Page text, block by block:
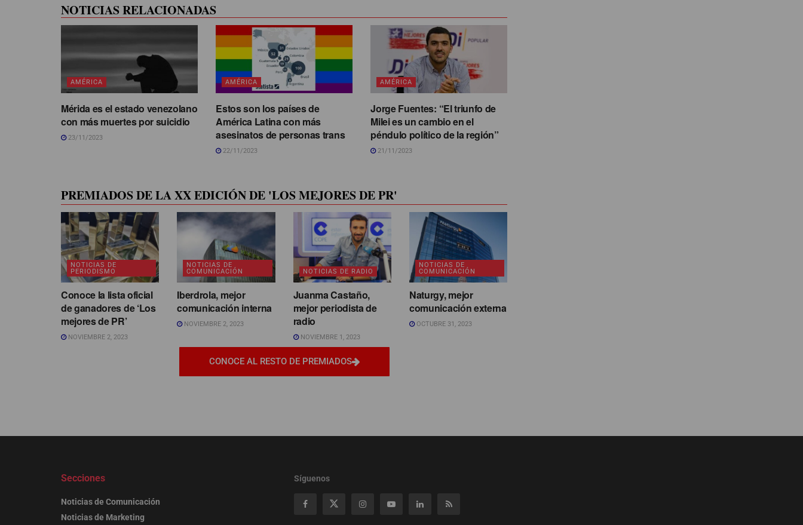
NOTICIAS RELACIONADAS
AMÉRICA
Mérida es el estado venezolano
con más muertes por suicidio
23/11/2023
AMÉRICA
Estos son los países de
América Latina con más
asesinatos de personas trans
22/11/2023
AMÉRICA
Jorge Fuentes: “El triunfo de
Milei es un cambio en el
péndulo político de la región”
21/11/2023
PREMIADOS DE LA XX EDICIÓN DE 'LOS MEJORES DE PR'
NOTICIAS DE
PERIODISMO
Conoce la lista oficial
de ganadores de ‘Los
mejores de PR’
NOVIEMBRE 2, 2023
NOTICIAS DE
COMUNICACIÓN
Iberdrola, mejor
comunicación interna
NOVIEMBRE 2, 2023
NOTICIAS DE RADIO
Juanma Castaño,
mejor periodista de
radio
NOVIEMBRE 1, 2023
NOTICIAS DE
COMUNICACIÓN
Naturgy, mejor
comunicación externa
OCTUBRE 31, 2023
CONOCE AL RESTO DE PREMIADOS
Secciones
Noticias de Comunicación
Noticias de Marketing
Síguenos